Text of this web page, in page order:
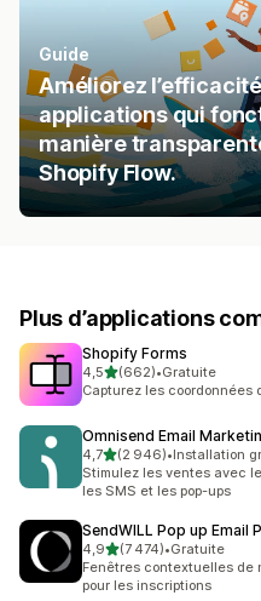
Guide
Améliorez
applications qui
manière
Shopify Flow.
Plus d’applications
Shopify Forms
4,5étoile(s) sur 5
(662)
662 avis au total
•Gratuite
Capturez les coordonnées
Omnisend Email
4,7étoile(s) sur 5
(2 946)
2946 avis au total
•Installation
Stimulez les ventes avec
les SMS et les pop-ups
SendWILL Pop up Email
4,9étoile(s) sur 5
(7 474)
7474 avis au total
•Gratuite
Fenêtres contextuelles de
pour les inscriptions